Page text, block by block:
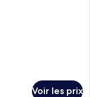
Voir les prix